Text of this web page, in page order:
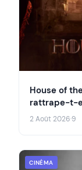
House of
rattrape-t-
2 Août 2026·9
CINÉMA